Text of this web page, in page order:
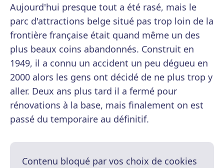
Aujourd'hui presque tout a été rasé, mais le
parc d'attractions belge situé pas trop loin de la
frontière française était quand même un des
plus beaux coins abandonnés. Construit en
1949, il a connu un accident un peu dégueu en
2000 alors les gens ont décidé de ne plus trop y
aller. Deux ans plus tard il a fermé pour
rénovations à la base, mais finalement on est
passé du temporaire au définitif.
Contenu bloqué par vos choix de cookies